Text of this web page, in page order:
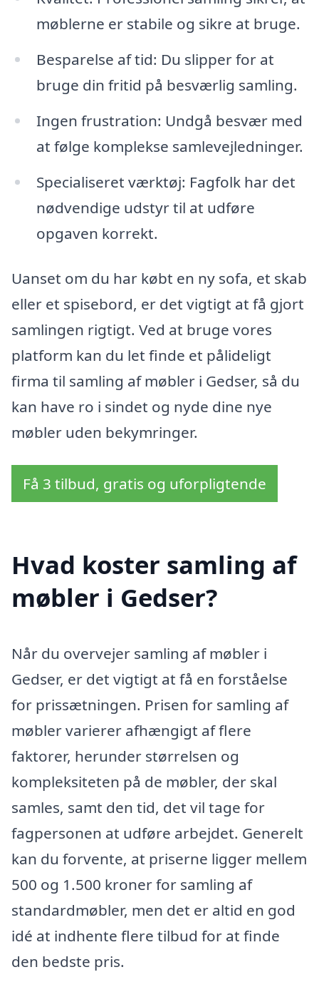
møblerne er stabile og sikre at bruge.
Besparelse af tid: Du slipper for at
bruge din fritid på besværlig samling.
Ingen frustration: Undgå besvær med
at følge komplekse samlevejledninger.
Specialiseret værktøj: Fagfolk har det
nødvendige udstyr til at udføre
opgaven korrekt.
Uanset om du har købt en ny sofa, et skab
eller et spisebord, er det vigtigt at få gjort
samlingen rigtigt. Ved at bruge vores
platform kan du let finde et pålideligt
firma til samling af møbler i Gedser, så du
kan have ro i sindet og nyde dine nye
møbler uden bekymringer.
Få 3 tilbud, gratis og uforpligtende
Hvad koster samling af
møbler i Gedser?
Når du overvejer samling af møbler i
Gedser, er det vigtigt at få en forståelse
for prissætningen. Prisen for samling af
møbler varierer afhængigt af flere
faktorer, herunder størrelsen og
kompleksiteten på de møbler, der skal
samles, samt den tid, det vil tage for
fagpersonen at udføre arbejdet. Generelt
kan du forvente, at priserne ligger mellem
500 og 1.500 kroner for samling af
standardmøbler, men det er altid en god
idé at indhente flere tilbud for at finde
den bedste pris.